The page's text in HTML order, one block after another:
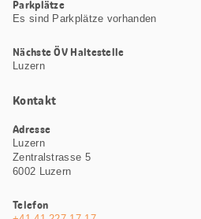
Parkplätze
Es sind Parkplätze vorhanden
Nächste ÖV Haltestelle
Luzern
Kontakt
Adresse
Luzern
Zentralstrasse 5
6002 Luzern
Telefon